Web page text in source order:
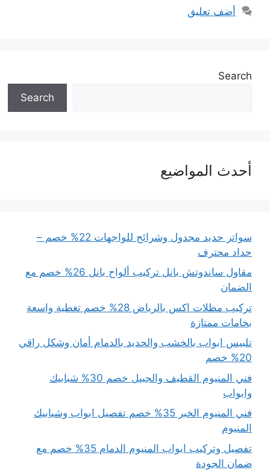
أضف تعليق
Search
Search
أحدث المواضيع
سواتر حديد مجدول وشرائح للواجهات 22% خصم –
حداد محترف
مقاول ساندوتش بانل تركيب ألواح بانل 26% خصم مع
الضمان
تركيب مظلات اكس بالرياض 28% خصم تغطية واسعة
بخامات ممتازة
تلبيس ابواب بالخشب والحديد بالدمام أمان وشكل راقي
20% خصم
فني المنيوم القطيف والجبيل خصم 30% شبابيك
وابواب
فني المنيوم الخبر 35% خصم تفصيل ابواب وشبابيك
المنيوم
تفصيل وتركيب ابواب المنيوم الدمام 35% خصم مع
ضمان الجودة